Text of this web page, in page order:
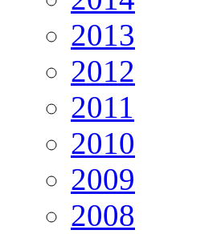
2013
2012
2011
2010
2009
2008